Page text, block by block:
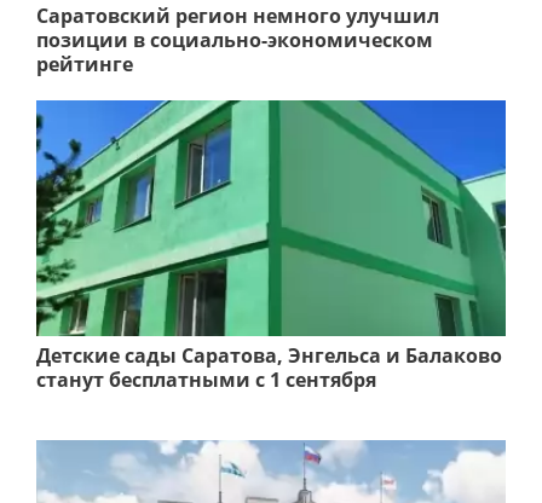
Саратовский регион немного улучшил
позиции в социально-экономическом
рейтинге
Детские сады Саратова, Энгельса и Балаково
станут бесплатными с 1 сентября